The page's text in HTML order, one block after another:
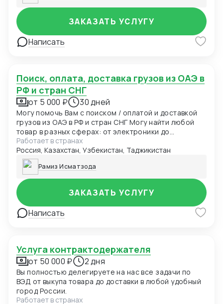
Написать
ЗАКАЗАТЬ УСЛУГУ
Поиск, оплата, доставка грузов из ОАЭ в
РФ и стран СНГ
от 5 000 ₽ 30 дней
Могу помочь Вам с поиском / оплатой и доставкой
грузов из ОАЭ в РФ и стран СНГ Могу найти любой
товар в разных сферах: от электроники до
оборудования
Работает в странах
Россия, Казахстан, Узбекистан, Таджикистан
Рамиз Исматзода
Написать
ЗАКАЗАТЬ УСЛУГУ
Услуга контрактодержателя
от 50 000 ₽ 2 дня
Вы полностью делегируете на нас все задачи по
ВЭД от выкупа товара до доставки в любой удобный
город России.
Работает в странах